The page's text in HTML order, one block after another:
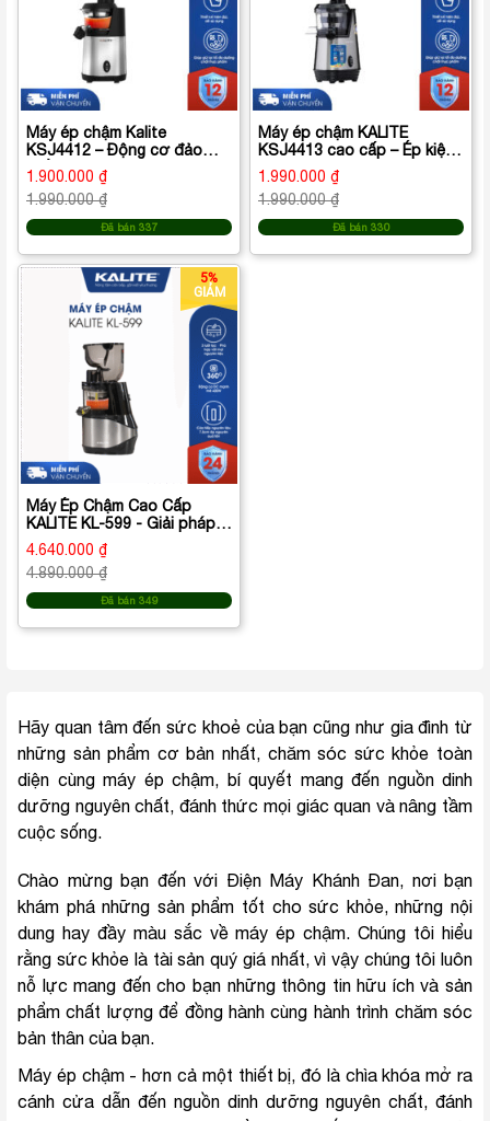
Máy ép chậm Kalite
KSJ4412 – Động cơ đảo
chiều thông minh, ép kiệt bã
hiệu quả
1.900.000 ₫
1.990.000 ₫
Đã bán 337
Máy ép chậm KALITE
KSJ4413 cao cấp – Ép kiệt
bã, không sinh nhiệt, giữ
trọn dưỡng chất
1.990.000 ₫
1.990.000 ₫
Đã bán 330
5%
GIẢM
Máy Ép Chậm Cao Cấp
KALITE KL-599 - Giải pháp
hoàn hảo cho nước ép giàu
dinh dưỡng mỗi ngày
4.640.000 ₫
4.890.000 ₫
Đã bán 349
Hãy quan tâm đến sức khoẻ của bạn cũng như gia đình từ
những sản phẩm cơ bản nhất, chăm sóc sức khỏe toàn
diện cùng máy ép chậm, bí quyết mang đến nguồn dinh
dưỡng nguyên chất, đánh thức mọi giác quan và nâng tầm
cuộc sống.
Chào mừng bạn đến với Điện Máy Khánh Đan, nơi bạn
khám phá những sản phẩm tốt cho sức khỏe, những nội
dung hay đầy màu sắc về máy ép chậm. Chúng tôi hiểu
rằng sức khỏe là tài sản quý giá nhất, vì vậy chúng tôi luôn
nỗ lực mang đến cho bạn những thông tin hữu ích và sản
phẩm chất lượng để đồng hành cùng hành trình chăm sóc
bản thân của bạn.
Máy ép chậm - hơn cả một thiết bị, đó là chìa khóa mở ra
cánh cửa dẫn đến nguồn dinh dưỡng nguyên chất, đánh